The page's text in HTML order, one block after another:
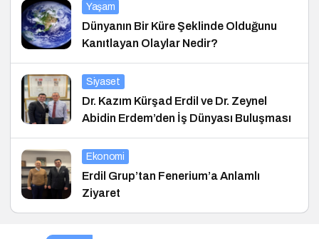
Yaşam
Dünyanın Bir Küre Şeklinde Olduğunu
Kanıtlayan Olaylar Nedir?
Siyaset
Dr. Kazım Kürşad Erdil ve Dr. Zeynel
Abidin Erdem’den İş Dünyası Buluşması
Ekonomi
Erdil Grup’tan Fenerium’a Anlamlı
Ziyaret